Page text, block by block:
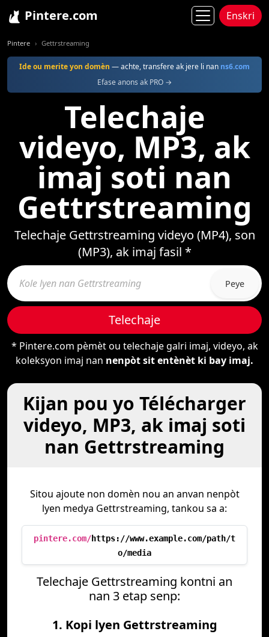
Pintere.com Enskri
Pintere Gettrstreaming
Ide ou merite yon domèn — achte, transfere ak jere li nan ns6.com
Efase anons ak PRO →
Telechaje
videyo, MP3, ak
imaj soti nan
Gettrstreaming
Telechaje Gettrstreaming videyo (MP4), son
(MP3), ak imaj fasil *
Peye
Telechaje
* Pintere.com pèmèt ou telechaje galri imaj, videyo, ak
koleksyon imaj nan nenpòt sit entènèt ki bay imaj.
Kijan pou yo Télécharger
videyo, MP3, ak imaj soti
nan Gettrstreaming
Sitou ajoute non domèn nou an anvan nenpòt
lyen medya Gettrstreaming, tankou sa a:
pintere.com/https://www.example.com/path/t
o/media
Telechaje Gettrstreaming kontni an
nan 3 etap senp:
1. Kopi lyen Gettrstreaming